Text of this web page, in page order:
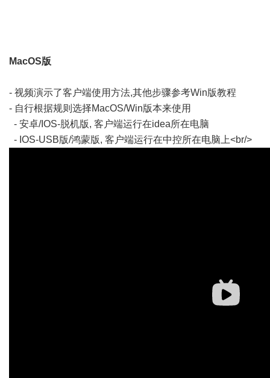
MacOS版
- 视频演示了客户端使用方法,其他步骤参考Win版教程
- 自行根据规则选择MacOS/Win版本来使用
- 安卓/IOS-脱机版, 客户端运行在idea所在电脑
- IOS-USB版/鸿蒙版, 客户端运行在中控所在电脑上<br/>